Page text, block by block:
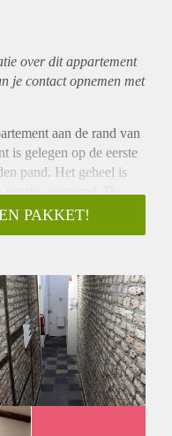
over ditappartement
je contact opnemen met
aan de rand van
is gelegen op de eerste
pand. Het geheel is
verzorgd. De
en kenmerkt zich
balken. De keuken is
van een vaste
eveneens de moderne
bereiken. Het toilet en
bedraagt € 1080,- per
1 x de maandhuur.
PAKKET!